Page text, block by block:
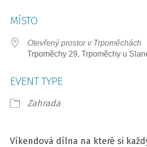
MÍSTO
Otevřený prostor v Trpoměchách
Trpoměchy 29, Trpoměchy u
EVENT TYPE
Zahrada
Víkendová dílna na které si